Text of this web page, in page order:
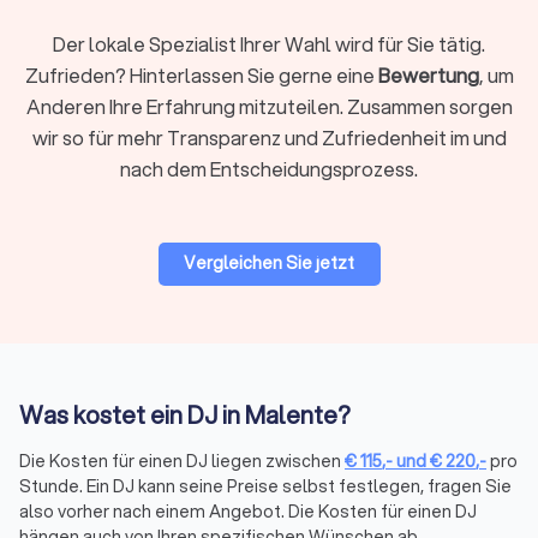
Vertrauen Sie auf Trustlocal für DJs in
Malente
Mit Trustlocal wird die Suche nach dem idealen DJ zum
Kinderspiel. Wir ermitteln eine Liste derTop 10 DJs in
unzuverlässige Anbieter werden konsequent entfernt. Filtern
Sie bequem nach Entfernung, Anlass oder Verfügbarkeit und
blättern Sie durchgebündelte Bewertungen von echten
Den perfekten DJ in Malente
finden
Der lokale Spezialist Ihrer Wahl wird für Sie tätig.
Zufrieden? Hinterlassen Sie gerne eineBewertung, um
Anderen Ihre Erfahrung mitzuteilen. Zusammen sorgen
wir so für mehr Transparenz und Zufriedenheit im und
nach dem Entscheidungsprozess.
Vergleichen Sie jetzt
Was kostet ein DJ in Malente?
Die Kosten für einen DJ liegen zwischen €115,-und€220,-pro
Stunde. Ein DJ kann seine Preise selbst festlegen, fragen Sie
also vorher nach einem Angebot. Die Kosten für einen DJ